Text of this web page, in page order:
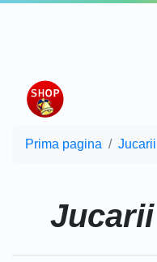
Prima pagina Jucarii
Jucarii